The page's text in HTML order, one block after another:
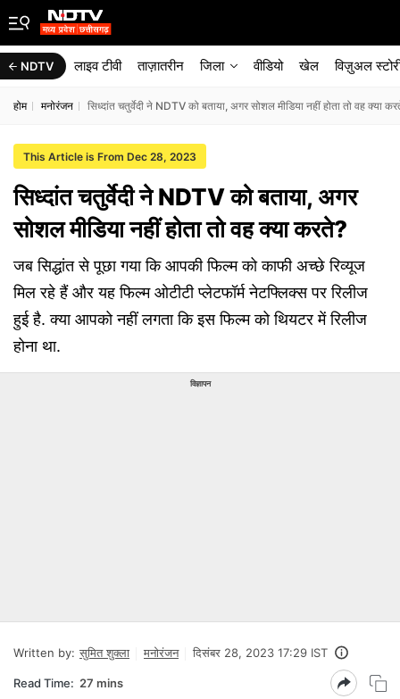
NDTV लाइव टीवी ताज़ातरीन जिला वीडियो खेल विज़ुअल
होम मनोरंजन सिध्दांत चतुर्वेदी ने NDTV को बताया, अगर सोशल मीडिया नहीं होता तो वह क्या
This Article is From Dec 28, 2023
सिध्दांत चतुर्वेदी ने NDTV को बताया, अगर
सोशल मीडिया नहीं होता तो वह क्या करते?
जब सिद्धांत से पूछा गया कि आपकी फिल्म को काफी अच्छे रिव्यूज
मिल रहे हैं और यह फिल्म ओटीटी प्लेटफॉर्म नेटफ्लिक्स पर रिलीज
हुई है. क्या आपको नहीं लगता कि इस फिल्म को थियटर में रिलीज
होना था.
विज्ञापन
Written by: सुमित शुक्ला मनोरंजन दिसंबर 28, 2023 17:29 IST
Read Time: 27 mins